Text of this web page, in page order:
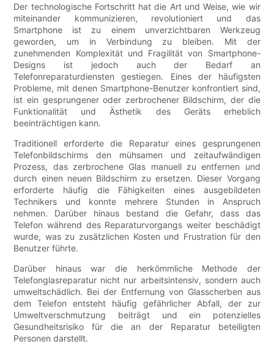
Der technologische Fortschritt hat die Art und Weise, wie wir
miteinander kommunizieren, revolutioniert und das
Smartphone ist zu einem unverzichtbaren Werkzeug
geworden, um in Verbindung zu bleiben. Mit der
zunehmenden Komplexität und Fragilität von Smartphone-
Designs ist jedoch auch der Bedarf an
Telefonreparaturdiensten gestiegen. Eines der häufigsten
Probleme, mit denen Smartphone-Benutzer konfrontiert sind,
ist ein gesprungener oder zerbrochener Bildschirm, der die
Funktionalität und Ästhetik des Geräts erheblich
beeinträchtigen kann.
Traditionell erforderte die Reparatur eines gesprungenen
Telefonbildschirms den mühsamen und zeitaufwändigen
Prozess, das zerbrochene Glas manuell zu entfernen und
durch einen neuen Bildschirm zu ersetzen. Dieser Vorgang
erforderte häufig die Fähigkeiten eines ausgebildeten
Technikers und konnte mehrere Stunden in Anspruch
nehmen. Darüber hinaus bestand die Gefahr, dass das
Telefon während des Reparaturvorgangs weiter beschädigt
wurde, was zu zusätzlichen Kosten und Frustration für den
Benutzer führte.
Darüber hinaus war die herkömmliche Methode der
Telefonglasreparatur nicht nur arbeitsintensiv, sondern auch
umweltschädlich. Bei der Entfernung von Glasscherben aus
dem Telefon entsteht häufig gefährlicher Abfall, der zur
Umweltverschmutzung beiträgt und ein potenzielles
Gesundheitsrisiko für die an der Reparatur beteiligten
Personen darstellt.